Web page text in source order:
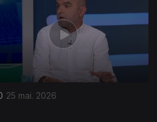
25 mai. 2026